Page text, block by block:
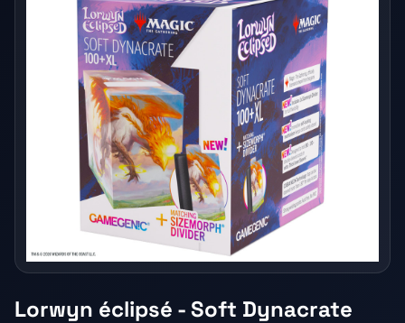
Lorwyn éclipsé - Soft Dynacrate